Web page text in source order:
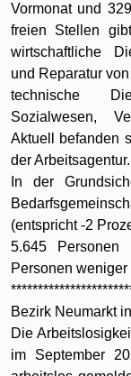
Vormonat und
freien Stellen
wirtschaftliche
und Reparatur
technische
Sozialwesen,
Aktuell befanden
der Arbeitsagentur.
In der
(entspricht -2
5.645 Personen
Personen
Bezirk Neumarkt
Die
im September